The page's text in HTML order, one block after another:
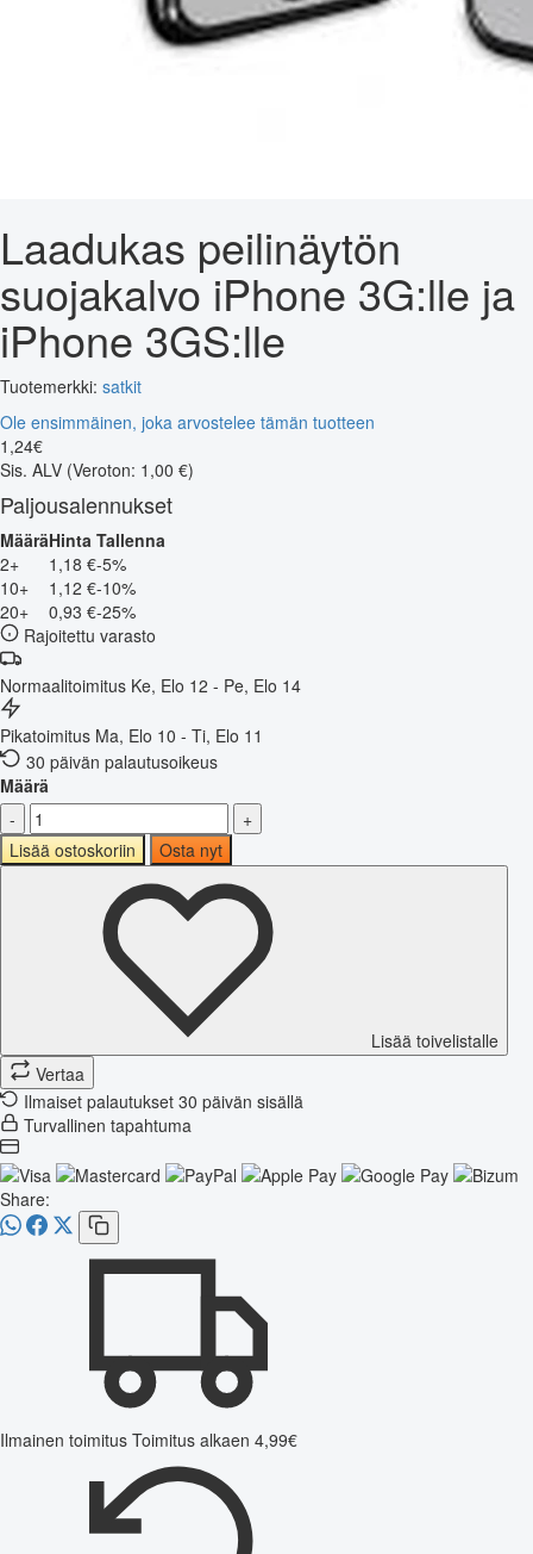
Laadukas peilinäytön
suojakalvo iPhone 3G:lle ja
iPhone 3GS:lle
Tuotemerkki: satkit
Ole ensimmäinen, joka arvostelee tämän tuotteen
1 ,24€
Sis. ALV (Veroton: 1,00 €)
Paljousalennukset
MääräHinta Tallenna
2+
1,18 €-5%
10+
1,12 €-10%
20+
0,93 €-25%
Rajoitettu varasto
Normaalitoimitus Ke, Elo 12 - Pe, Elo 14
Pikatoimitus Ma, Elo 10 - Ti, Elo 11
30 päivän palautusoikeus
Määrä
-
+
Lisää ostoskoriin
Osta nyt
Lisää toivelistalle
Vertaa
Ilmaiset palautukset 30 päivän sisällä
Turvallinen tapahtuma
Share:
Ilmainen toimitus Toimitus alkaen 4,99€